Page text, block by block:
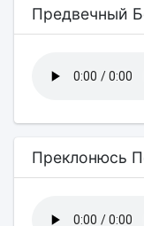
Предвечный
Преклонюсь